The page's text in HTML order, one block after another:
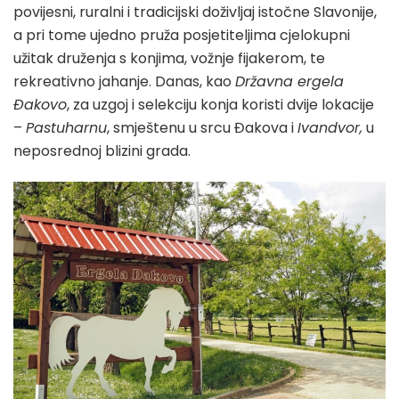
povijesni, ruralni i tradicijski doživljaj istočne Slavonije,
a pri tome ujedno pruža posjetiteljima cjelokupni
užitak druženja s konjima, vožnje fijakerom, te
rekreativno jahanje. Danas, kao Državna ergela
Đakovo, za uzgoj i selekciju konja koristi dvije lokacije
– Pastuharnu, smještenu u srcu Đakova iIvandvor, u
neposrednoj blizini grada.